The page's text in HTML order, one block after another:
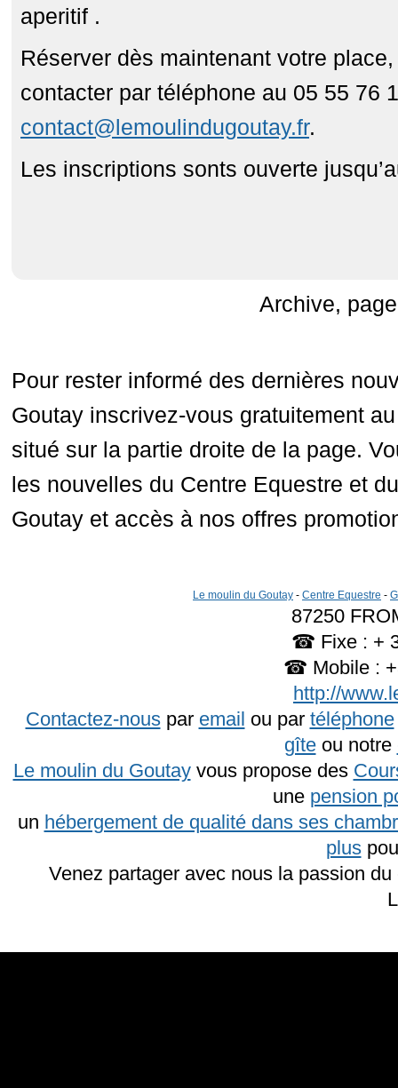
aperitif .
Réserver dès maintenant votre
contacter par téléphone au 05 55 76
contact@lemoulindugoutay.fr.
Les inscriptions sonts ouverte
Archive,
Pour rester informé des dernières
Goutay inscrivez-vous gratuitement
situé sur la partie droite de la page.
les nouvelles du Centre Equestre et
Goutay et accès à nos offres
Le moulin du Goutay - Centre Equestre -
87250
☎ Fixe : +
☎ Mobile :
http://
Contactez-nouspar email ou par téléphone
gîteou notre
Le moulin du Goutayvous propose des
une pension
un hébergement de qualité dans ses
plus
Venez partager avec nous la passion